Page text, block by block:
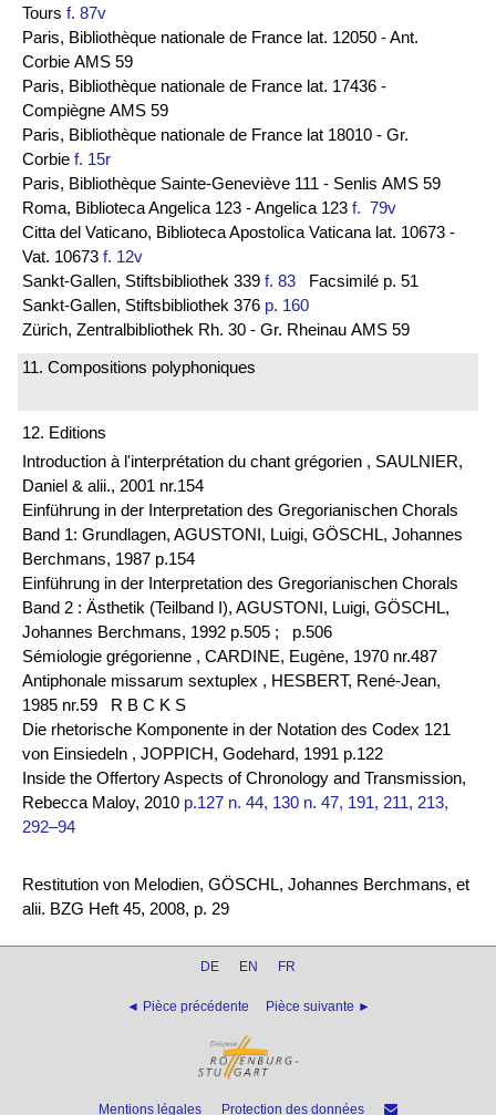
Tours f. 87v
Paris, Bibliothèque nationale de France lat. 12050 - Ant.
Corbie AMS 59
Paris, Bibliothèque nationale de France lat. 17436 -
Compiègne AMS 59
Paris, Bibliothèque nationale de France lat 18010 - Gr.
Corbie f. 15r
Paris, Bibliothèque Sainte-Geneviève 111 - Senlis AMS 59
Roma, Biblioteca Angelica 123 - Angelica 123 f. 79v
Citta del Vaticano, Biblioteca Apostolica Vaticana lat. 10673 -
Vat. 10673 f. 12v
Sankt-Gallen, Stiftsbibliothek 339 f. 83 Facsimilé p. 51
Sankt-Gallen, Stiftsbibliothek 376 p. 160
Zürich, Zentralbibliothek Rh. 30 - Gr. Rheinau AMS 59
11. Compositions polyphoniques
12. Editions
Introduction à l'interprétation du chant grégorien , SAULNIER,
Daniel & alii., 2001 nr.154
Einführung in der Interpretation des Gregorianischen Chorals
Band 1: Grundlagen, AGUSTONI, Luigi, GÖSCHL, Johannes
Berchmans, 1987 p.154
Einführung in der Interpretation des Gregorianischen Chorals
Band 2 : Ästhetik (Teilband I), AGUSTONI, Luigi, GÖSCHL,
Johannes Berchmans, 1992 p.505 ;
p.506
Sémiologie grégorienne , CARDINE, Eugène, 1970 nr.487
Antiphonale missarum sextuplex , HESBERT, René-Jean,
1985 nr.59 R B C K S
Die rhetorische Komponente in der Notation des Codex 121
von Einsiedeln , JOPPICH, Godehard, 1991 p.122
Inside the Offertory Aspects of Chronology and Transmission,
Rebecca Maloy, 2010 p.127 n. 44, 130 n. 47, 191, 211, 213,
292–94
Restitution von Melodien, GÖSCHL, Johannes Berchmans, et
alii. BZG Heft 45, 2008, p. 29
DE EN FR
◄ Pièce précédente Pièce suivante ►
Mentions légales Protection des données